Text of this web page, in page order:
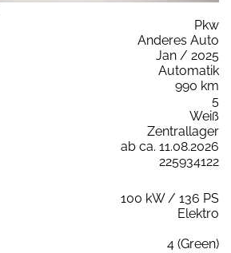
Pkw
Anderes Auto
Jan / 2025
Automatik
990 km
5
Weiß
Zentrallager
ab ca. 11.08.2026
225934122
100 kW / 136 PS
Elektro
4 (Green)